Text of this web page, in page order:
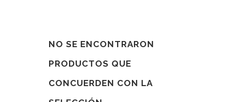
NO SE ENCONTRARON
PRODUCTOS QUE
CONCUERDEN CON LA